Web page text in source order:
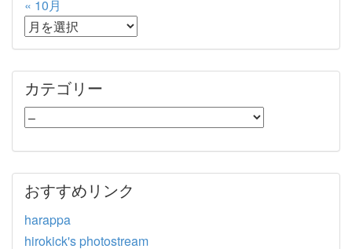
« 10月
カテゴリー
おすすめリンク
harappa
hirokick's photostream